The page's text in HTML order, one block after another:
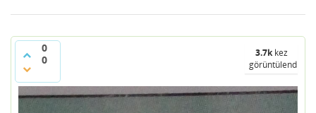
0
0
3.7kkez
görüntülendi